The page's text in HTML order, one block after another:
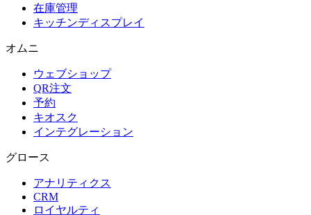
在庫管理
キッチンディスプレイ
オムニ
ウェブショップ
QR注文
予約
キオスク
インテグレーション
グロース
アナリティクス
CRM
ロイヤルティ